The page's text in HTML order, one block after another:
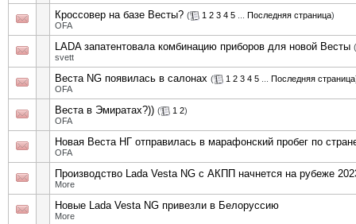
Кроссовер на базе Весты? ( 1 2 3 4 5 Последняя страница)
OFA
LADA запатентовала комбинацию приборов для новой Весты (
svett
Веста NG появилась в салонах ( 1 2 3 4 5 Последняя страница
OFA
Веста в Эмиратах?)) ( 1 2)
OFA
Новая Веста НГ отправилась в марафонский пробег по
OFA
Производство Lada Vesta NG с АКПП начнется на рубеже
More
Новые Lada Vesta NG привезли в Белоруссию
More